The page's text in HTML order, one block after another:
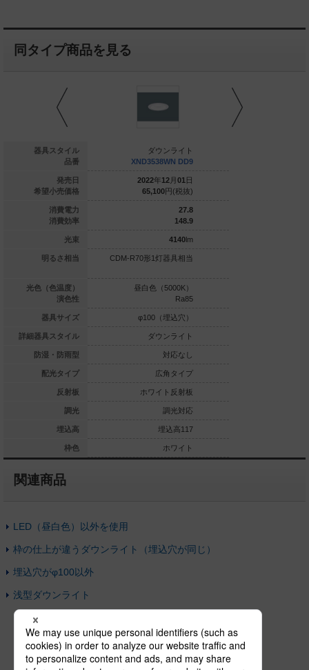
同タイプ商品を見る
器具スタイル
品番
発売日
希望小売価格
消費電力
消費効率
光束
明るさ相当
光色（色温度）
演色性
器具サイズ
詳細器具スタイル
防湿・防雨型
配光タイプ
反射板
調光
埋込高
枠色
ダウンライト
円(税抜)
7
144.2
灯FDL27形1
色（3500K）
（埋込穴）
ダウンライト
対応なし
拡散タイプ
ダウンライト
XND3538WN DD9
2022年12 月 01 日
65,100円(税抜)
27.8
148.9
4140lm
CDM-R70形1灯器具相当
昼白色（5000K）
Ra85
φ100（埋込穴）
ダウンライト
対応なし
広角タイプ
ホワイト反射板
調光対応
埋込高117
ホワイト
関連商品
LED（昼白色）以外を使用
枠の仕上が違うダウンライト（埋込穴が同じ）
埋込穴がφ100以外
浅型ダウンライト